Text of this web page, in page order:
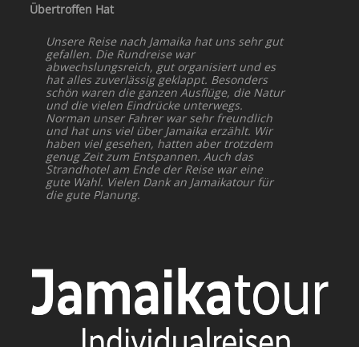
Übertroffen Hat
Unsere Reise nach Jamaika hat uns sehr gut
gefallen. Die Rundreise war
abwechslungsreich, gut organisiert und es
hat alles zuverlässig geklappt. Besonders
schön waren die ganzen Ausflüge, die Natur
und die vielen Eindrücke unterwegs.
Norman unser Fahrer war sehr freundlich
und hat uns viel über Jamaika erzählt. Wir
haben viel gesehen, hatten aber trotzdem
genug Zeit zum Entspannen. Auch das
Strandhotel am Ende der Reise war eine
gute Wahl. Vielen Dank an Jamaikatour für
die gute Planung.